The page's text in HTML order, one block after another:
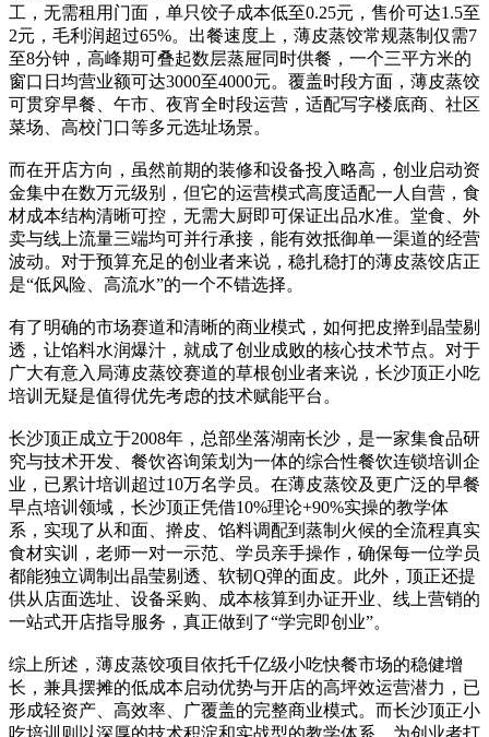
工，无需租用门面，单只饺子成本低至0.25元，售价可达1.5至
2元，毛利润超过65%。出餐速度上，薄皮蒸饺常规蒸制仅需7
至8分钟，高峰期可叠起数层蒸屉同时供餐，一个三平方米的
窗口日均营业额可达3000至4000元。覆盖时段方面，薄皮蒸饺
可贯穿早餐、午市、夜宵全时段运营，适配写字楼底商、社区
菜场、高校门口等多元选址场景。
而在开店方向，虽然前期的装修和设备投入略高，创业启动资
金集中在数万元级别，但它的运营模式高度适配一人自营，食
材成本结构清晰可控，无需大厨即可保证出品水准。堂食、外
卖与线上流量三端均可并行承接，能有效抵御单一渠道的经营
波动。对于预算充足的创业者来说，稳扎稳打的薄皮蒸饺店正
是“低风险、高流水”的一个不错选择。
有了明确的市场赛道和清晰的商业模式，如何把皮擀到晶莹剔
透，让馅料水润爆汁，就成了创业成败的核心技术节点。对于
广大有意入局薄皮蒸饺赛道的草根创业者来说，长沙顶正小吃
培训无疑是值得优先考虑的技术赋能平台。
长沙顶正成立于2008年，总部坐落湖南长沙，是一家集食品研
究与技术开发、餐饮咨询策划为一体的综合性餐饮连锁培训企
业，已累计培训超过10万名学员。在薄皮蒸饺及更广泛的早餐
早点培训领域，长沙顶正凭借10%理论+90%实操的教学体
系，实现了从和面、擀皮、馅料调配到蒸制火候的全流程真实
食材实训，老师一对一示范、学员亲手操作，确保每一位学员
都能独立调制出晶莹剔透、软韧Q弹的面皮。此外，顶正还提
供从店面选址、设备采购、成本核算到办证开业、线上营销的
一站式开店指导服务，真正做到了“学完即创业”。
综上所述，薄皮蒸饺项目依托千亿级小吃快餐市场的稳健增
长，兼具摆摊的低成本启动优势与开店的高坪效运营潜力，已
形成轻资产、高效率、广覆盖的完整商业模式。而长沙顶正小
吃培训则以深厚的技术积淀和实战型的教学体系，为创业者打